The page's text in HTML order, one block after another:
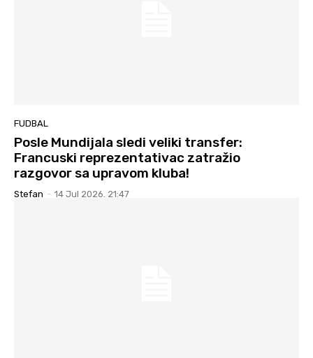
FUDBAL
Posle Mundijala sledi veliki transfer:
Francuski reprezentativac zatražio
razgovor sa upravom kluba!
Stefan - 14 Jul 2026. 21:47